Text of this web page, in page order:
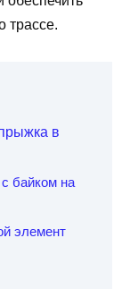
трассе.
в
байком на
элемент